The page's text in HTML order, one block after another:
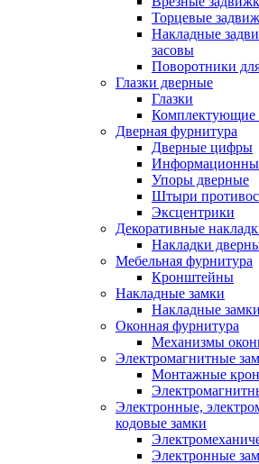
Торцевые
Накладные
засовы
Поворотники
Глазки дверные
Глазки
Комплектующие
Дверная фурнитура
Дверные цифры
Упоры дверные
Штыри
Эксцентрики
Декоративные
Накладки
Мебельная фурнитура
Кронштейны
Накладные замки
Накладные
Оконная фурнитура
Механизмы
Электромагнитные
Монтажные
Электронные,
кодовые замки
Электронные